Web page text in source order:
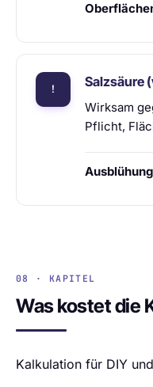
Salzsäure
Wirksam
Pflicht,
08 · KAPITEL
Was kostet die
Kalkulation für DIY